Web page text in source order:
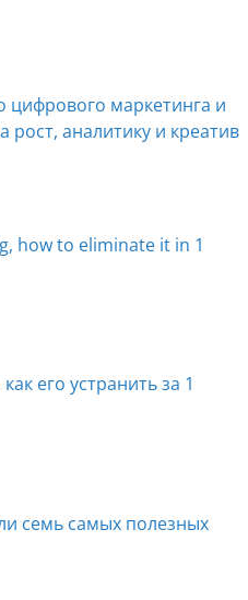
цифрового маркетинга и
рост, аналитику и креатив
how to eliminate it in 1
его устранить за 1
семь самых полезных